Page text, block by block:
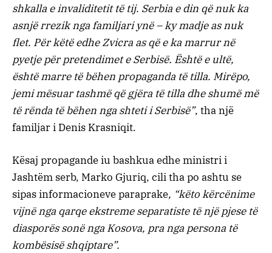
shkalla e invaliditetit të tij. Serbia e din që nuk ka
asnjë rrezik nga familjari ynë – ky madje as nuk
flet. Për këtë edhe Zvicra as që e ka marrur në
pyetje për pretendimet e Serbisë. Është e ultë,
është marre të bëhen propaganda të tilla. Mirëpo,
jemi mësuar tashmë që gjëra të tilla dhe shumë më
të rënda të bëhen nga shteti i Serbisë”, tha një
familjar i Denis Krasniqit.
Kësaj propagande iu bashkua edhe ministri i
Jashtëm serb, Marko Gjuriq, cili tha po ashtu se
sipas informacioneve paraprake, “këto kërcënime
vijnë nga qarqe ekstreme separatiste të një pjese të
diasporës sonë nga Kosova, pra nga persona të
kombësisë shqiptare”.